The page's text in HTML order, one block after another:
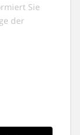
Sie
der